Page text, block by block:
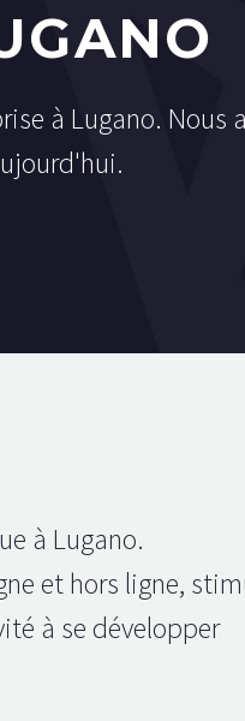
à Lugano. Nous
à Lugano.
et hors ligne,
à se développer